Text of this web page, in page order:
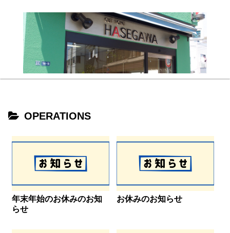
OPERATIONS
年末年始のお休みのお知
らせ
お休みのお知らせ